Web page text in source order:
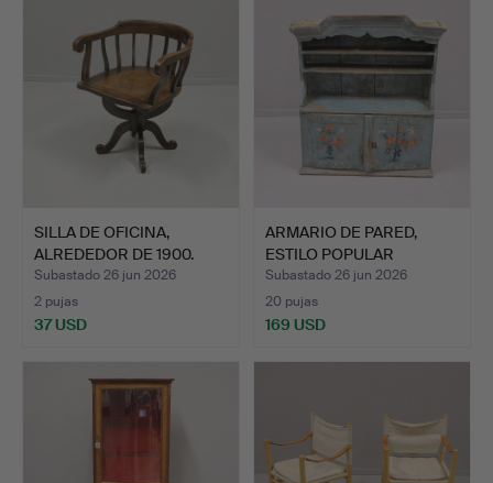
SILLA DE OFICINA,
ALREDEDOR DE 1900.
Subastado 26 jun 2026
2 pujas
37 USD
ARMARIO DE PARED,
ESTILO POPULAR
(ALLMOGE)…
Subastado 26 jun 2026
20 pujas
169 USD